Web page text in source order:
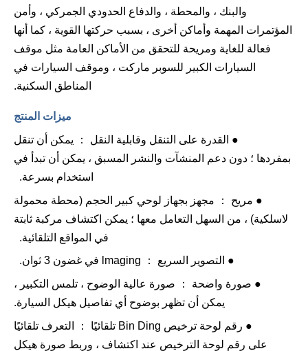
والبنك ، والمحطة ، والدفاع الحدودي الجمركي ، وأمن
المؤتمرات المهمة وأماكن أخرى ، بسبب حركتها القوية ، كما أنها
فعالة للغاية ومريحة للتحقق من الأماكن العامة مثل موقف
السيارات الكبير للسوبر ماركت ، وموقف السيارات في
المناطق السكنية.
ميزات المنتج
● القدرة على التنقل وقابلية النقل ： يمكن أن تنقل
بمفردها ؛ دون دعم المنشآت والنشر المسبق ، يمكن أن تبدأ في
استخدام بسرعة.
● مريح
： مجهز بجهاز لوحي كبير الحجم (محطة محمولة
لاسلكية) ، من السهل التعامل معها ؛ يمكن اكتشاف مركبة ثابتة
في المواقع التلقائية.
● التصوير السريع ： lmaging في غضون 3 ثوان.
● صورة واضحة ： صورة عالية الوضوح ، تلمس التكبير ،
يمكن أن تظهر بوضوح أي تفاصيل هيكل السيارة.
● رقم لوحة ترخيص Bin Ding تلقائيًا
： التعرف تلقائيًا
على رقم لوحة الترخيص عند اكتشاف ، وربط صورة هيكل